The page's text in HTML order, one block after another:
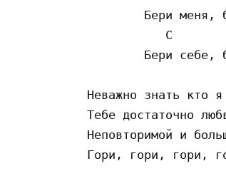
Неважно знать кто я
Тебе достаточно
Неповторимой и
Гори, гори, гори,